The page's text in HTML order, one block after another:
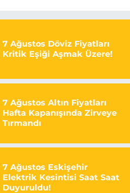
7 Ağustos Döviz Fiyatları
Kritik Eşiği Aşmak Üzere!
7 Ağustos Altın Fiyatları
Hafta Kapanışında Zirveye
Tırmandı
7 Ağustos Eskişehir
Elektrik Kesintisi Saat Saat
Duyuruldu!